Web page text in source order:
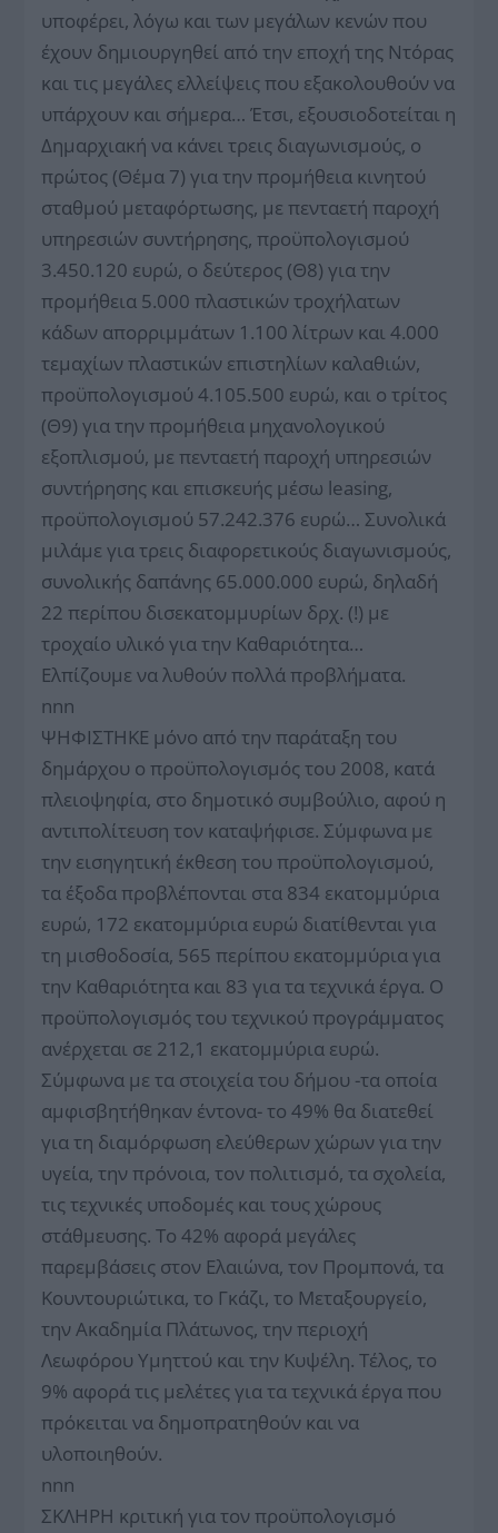
υποφέρει, λόγω και των μεγάλων κενών που
έχουν δημιουργηθεί από την εποχή της Ντόρας
και τις μεγάλες ελλείψεις που εξακολουθούν να
υπάρχουν και σήμερα… Έτσι, εξουσιοδοτείται η
Δημαρχιακή να κάνει τρεις διαγωνισμούς, ο
πρώτος (Θέμα 7) για την προμήθεια κινητού
σταθμού μεταφόρτωσης, με πενταετή παροχή
υπηρεσιών συντήρησης, προϋπολογισμού
3.450.120 ευρώ, ο δεύτερος (Θ8) για την
προμήθεια 5.000 πλαστικών τροχήλατων
κάδων απορριμμάτων 1.100 λίτρων και 4.000
τεμαχίων πλαστικών επιστηλίων καλαθιών,
προϋπολογισμού 4.105.500 ευρώ, και ο τρίτος
(Θ9) για την προμήθεια μηχανολογικού
εξοπλισμού, με πενταετή παροχή υπηρεσιών
συντήρησης και επισκευής μέσω leasing,
προϋπολογισμού 57.242.376 ευρώ… Συνολικά
μιλάμε για τρεις διαφορετικούς διαγωνισμούς,
συνολικής δαπάνης 65.000.000 ευρώ, δηλαδή
22 περίπου δισεκατομμυρίων δρχ. (!) με
τροχαίο υλικό για την Καθαριότητα…
Ελπίζουμε να λυθούν πολλά προβλήματα.
nnn
ΨΗΦΙΣΤΗΚΕ μόνο από την παράταξη του
δημάρχου ο προϋπολογισμός του 2008, κατά
πλειοψηφία, στο δημοτικό συμβούλιο, αφού η
αντιπολίτευση τον καταψήφισε. Σύμφωνα με
την εισηγητική έκθεση του προϋπολογισμού,
τα έξοδα προβλέπονται στα 834 εκατομμύρια
ευρώ, 172 εκατομμύρια ευρώ διατίθενται για
τη μισθοδοσία, 565 περίπου εκατομμύρια για
την Καθαριότητα και 83 για τα τεχνικά έργα. Ο
προϋπολογισμός του τεχνικού προγράμματος
ανέρχεται σε 212,1 εκατομμύρια ευρώ.
Σύμφωνα με τα στοιχεία του δήμου -τα οποία
αμφισβητήθηκαν έντονα- το 49% θα διατεθεί
για τη διαμόρφωση ελεύθερων χώρων για την
υγεία, την πρόνοια, τον πολιτισμό, τα σχολεία,
τις τεχνικές υποδομές και τους χώρους
στάθμευσης. Το 42% αφορά μεγάλες
παρεμβάσεις στον Ελαιώνα, τον Προμπονά, τα
Κουντουριώτικα, το Γκάζι, το Μεταξουργείο,
την Ακαδημία Πλάτωνος, την περιοχή
Λεωφόρου Υμηττού και την Κυψέλη. Τέλος, το
9% αφορά τις μελέτες για τα τεχνικά έργα που
πρόκειται να δημοπρατηθούν και να
υλοποιηθούν.
nnn
ΣΚΛΗΡΗ κριτική για τον προϋπολογισμό